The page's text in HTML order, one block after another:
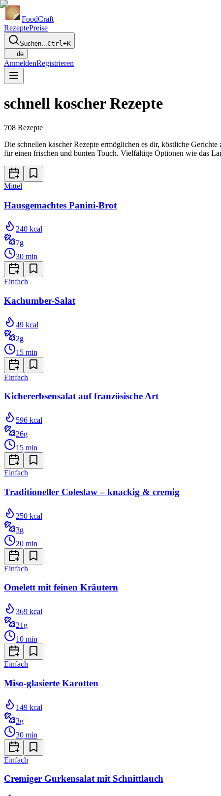
FoodCraft
RezeptePreise
Suchen...Ctrl+K
de
AnmeldenRegistrieren
schnell koscher Rezepte
708 Rezepte
Die schnellen kascher Rezepte ermöglichen es dir, köstliche
für einen frischen und bunten Touch. Vielfältige Optionen wie das
Mittel
Hausgemachtes Panini-Brot
240 kcal
7g
30 min
Einfach
Kachumber-Salat
49 kcal
2g
15 min
Einfach
Kichererbsensalat auf französische Art
596 kcal
26g
15 min
Einfach
Traditioneller Coleslaw – knackig & cremig
250 kcal
3g
20 min
Einfach
Omelett mit feinen Kräutern
369 kcal
21 g
10 min
Einfach
Miso-glasierte Karotten
149 kcal
3g
30 min
Einfach
Cremiger Gurkensalat mit Schnittlauch